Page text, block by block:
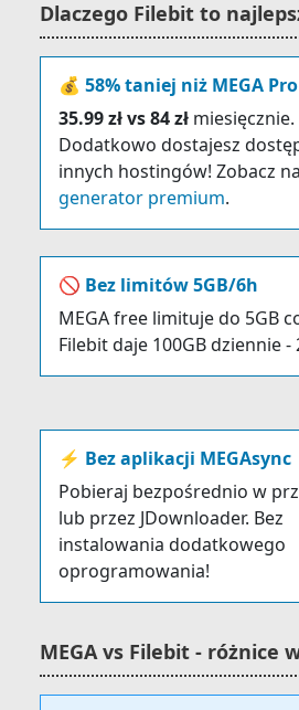
Dlaczego Filebit to
💰 58% taniej niż MEGA Pro
35.99 zł vs 84 zł miesięcznie.
Dodatkowo dostajesz
innych hostingów! Zobacz
generator premium.
🚫 Bez limitów 5GB/6h
MEGA free limituje do 5GB
Filebit daje 100GB dziennie -
⚡ Bez aplikacji MEGAsync
Pobieraj bezpośrednio w
lub przez JDownloader. Bez
instalowania dodatkowego
oprogramowania!
MEGA vs Filebit - różnice